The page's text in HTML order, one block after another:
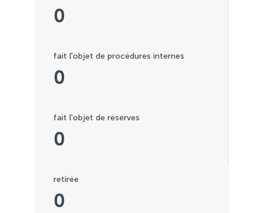
0
0
fait l'objet de procédures internes
0
fait l'objet de réserves
0
retirée